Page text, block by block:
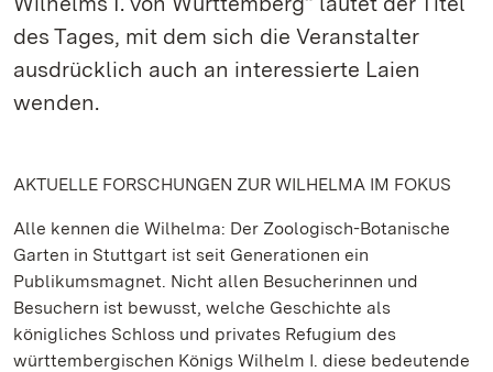
des Tages, mit dem sich die Veranstalter
ausdrücklich auch an interessierte Laien
wenden.
AKTUELLE FORSCHUNGEN ZUR WILHELMA IM FOKUS
Alle kennen die Wilhelma: Der Zoologisch-Botanische
Garten in Stuttgart ist seit Generationen ein
Publikumsmagnet. Nicht allen Besucherinnen und
Besuchern ist bewusst, welche Geschichte als
königliches Schloss und privates Refugium des
württembergischen Königs Wilhelm I. diese bedeutende